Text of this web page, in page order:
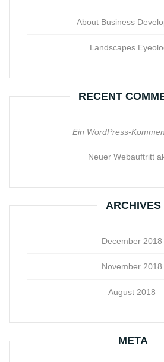
About Business
Landscapes
RECENT
Ein WordPress-
Neuer Webauftritt
ARCHIVES
December 2018
November 2018
August 2018
META